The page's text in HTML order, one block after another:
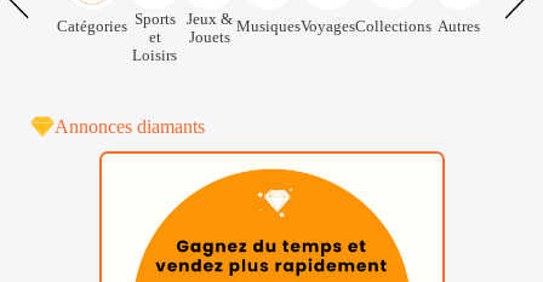
Catégories Sports
et
Loisirs
Jeux &
Jouets
MusiquesVoyagesCollections Autres
Annonces diamants